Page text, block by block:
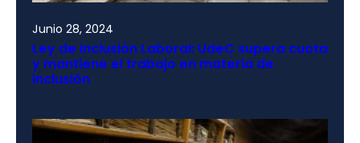
Junio 28, 2024
Ley de Inclusión Laboral: UdeC supera cuota
y mantiene el trabajo en materia de
inclusión